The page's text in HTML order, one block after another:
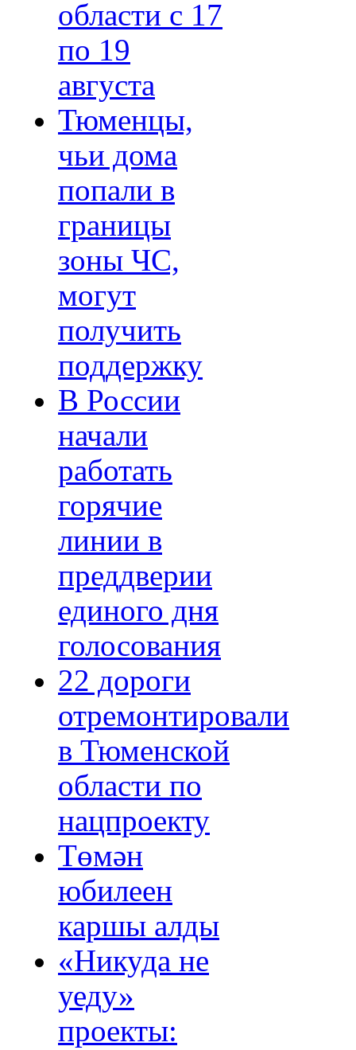
области с 17
по 19
августа
Тюменцы,
чьи дома
попали в
границы
зоны ЧС,
могут
получить
поддержку
В России
начали
работать
горячие
линии в
преддверии
единого дня
голосования
22 дороги
отремонтировали
в Тюменской
области по
нацпроекту
Төмән
юбилеен
каршы алды
«Никуда не
уеду»
проекты: